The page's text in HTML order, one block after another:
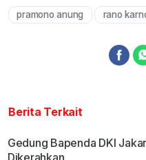
pramono anung rano
Berita Terkait
Gedung Bapenda DKI